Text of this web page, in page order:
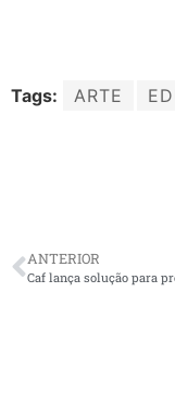
Tags: ARTE
ANTERIOR
Caf lança solução para